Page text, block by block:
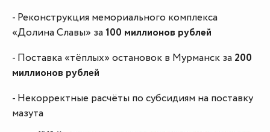
- Реконструкция мемориального комплекса
«Долина Славы» за100 миллионов рублей
- Поставка «тёплых» остановок в Мурманск за 200
миллионов рублей
- Некорректные расчёты по субсидиям на поставку
мазута